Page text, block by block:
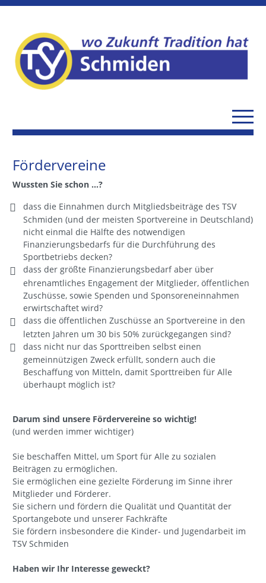
Fördervereine
Wussten Sie schon …?
dass die Einnahmen durch Mitgliedsbeiträge des TSV
Schmiden (und der meisten Sportvereine in Deutschland)
nicht einmal die Hälfte des notwendigen
Finanzierungsbedarfs für die Durchführung des
Sportbetriebs decken?
dass der größte Finanzierungsbedarf aber über
ehrenamtliches Engagement der Mitglieder, öffentlichen
Zuschüsse, sowie Spenden und Sponsoreneinnahmen
erwirtschaftet wird?
dass die öffentlichen Zuschüsse an Sportvereine in den
letzten Jahren um 30 bis 50% zurückgegangen sind?
dass nicht nur das Sporttreiben selbst einen
gemeinnützigen Zweck erfüllt, sondern auch die
Beschaffung von Mitteln, damit Sporttreiben für Alle
überhaupt möglich ist?
Darum sind unsere Fördervereine so wichtig!
(und werden immer wichtiger)
Sie beschaffen Mittel, um Sport für Alle zu sozialen
Beiträgen zu ermöglichen.
Sie ermöglichen eine gezielte Förderung im Sinne ihrer
Mitglieder und Förderer.
Sie sichern und fördern die Qualität und Quantität der
Sportangebote und unserer Fachkräfte
Sie fördern insbesondere die Kinder- und Jugendarbeit im
TSV Schmiden
Haben wir Ihr Interesse geweckt?